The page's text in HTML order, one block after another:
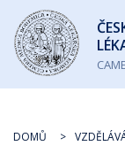
Česká
lékařská
komora
DOMŮ